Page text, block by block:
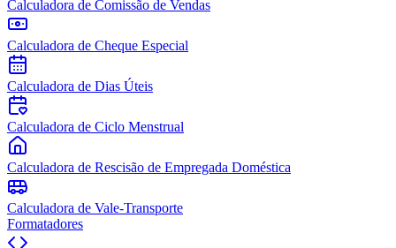
Calculadora de Comissão de Vendas
Calculadora de Cheque Especial
Calculadora de Dias Úteis
Calculadora de Ciclo Menstrual
Calculadora de Rescisão de Empregada Doméstica
Calculadora de Vale-Transporte
Formatadores